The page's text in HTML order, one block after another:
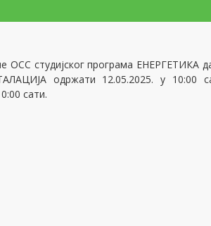
Заштита од пожара
Енергетика
Мултимедијалне технологије
Машинско
инжењерство - 2026
Машинско
ОСС студијског програма ЕНЕРГЕТИКА
одржати 12.05.2025. у 10:00
сати.